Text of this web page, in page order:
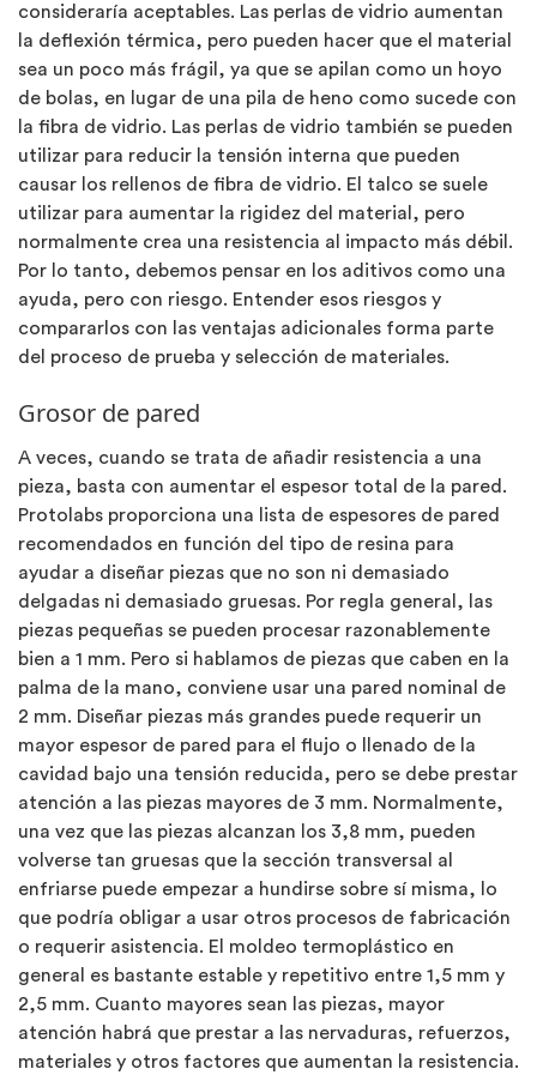
consideraría aceptables. Las perlas de vidrio aumentan
la deflexión térmica, pero pueden hacer que el material
sea un poco más frágil, ya que se apilan como un hoyo
de bolas, en lugar de una pila de heno como sucede con
la fibra de vidrio. Las perlas de vidrio también se pueden
utilizar para reducir la tensión interna que pueden
causar los rellenos de fibra de vidrio. El talco se suele
utilizar para aumentar la rigidez del material, pero
normalmente crea una resistencia al impacto más débil.
Por lo tanto, debemos pensar en los aditivos como una
ayuda, pero con riesgo. Entender esos riesgos y
compararlos con las ventajas adicionales forma parte
del proceso de prueba y selección de materiales.
Grosor de pared
A veces, cuando se trata de añadir resistencia a una
pieza, basta con aumentar el espesor total de la pared.
Protolabs proporciona una lista de espesores de pared
recomendados en función del tipo de resina para
ayudar a diseñar piezas que no son ni demasiado
delgadas ni demasiado gruesas. Por regla general, las
piezas pequeñas se pueden procesar razonablemente
bien a 1 mm. Pero si hablamos de piezas que caben en la
palma de la mano, conviene usar una pared nominal de
2 mm. Diseñar piezas más grandes puede requerir un
mayor espesor de pared para el flujo o llenado de la
cavidad bajo una tensión reducida, pero se debe prestar
atención a las piezas mayores de 3 mm. Normalmente,
una vez que las piezas alcanzan los 3,8 mm, pueden
volverse tan gruesas que la sección transversal al
enfriarse puede empezar a hundirse sobre sí misma, lo
que podría obligar a usar otros procesos de fabricación
o requerir asistencia. El moldeo termoplástico en
general es bastante estable y repetitivo entre 1,5 mm y
2,5 mm. Cuanto mayores sean las piezas, mayor
atención habrá que prestar a las nervaduras, refuerzos,
materiales y otros factores que aumentan la resistencia.